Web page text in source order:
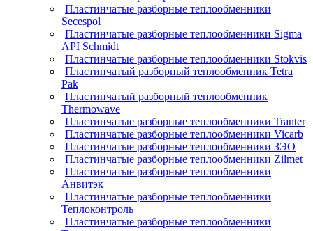
Пластинчатые разборные теплообменники
Secespol
Пластинчатые разборные теплообменники Sigma
API Schmidt
Пластинчатые разборные теплообменники Stokvis
Пластинчатый разборный теплообменник Tetra
Pak
Пластинчатый разборный теплообменник
Thermowave
Пластинчатые разборные теплообменники Tranter
Пластинчатые разборные теплообменники Vicarb
Пластинчатые разборные теплообменники ЗЭО
Пластинчатые разборные теплообменники Zilmet
Пластинчатые разборные теплообменники
Анвитэк
Пластинчатые разборные теплообменники
Теплоконтроль
Пластинчатые разборные теплообменники